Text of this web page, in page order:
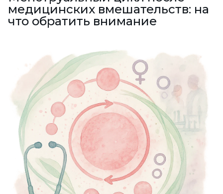
медицинских вмешательств: на
что обратить внимание